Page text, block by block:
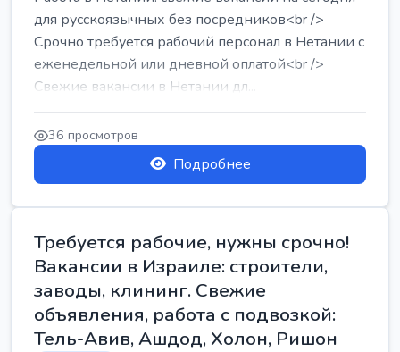
для русскоязычных без посредников<br />
Срочно требуется рабочий персонал в Нетании с
еженедельной или дневной оплатой<br />
Свежие вакансии в Нетании дл...
36 просмотров
Подробнее
Требуется рабочие, нужны срочно!
Вакансии в Израиле: строители,
заводы, клининг. Свежие
объявления, работа с подвозкой:
Тель-Авив, Ашдод, Холон, Ришон